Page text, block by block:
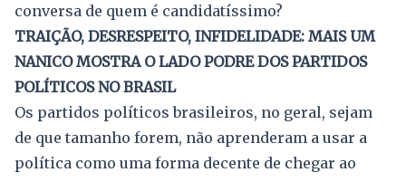
conversa de quem é candidatíssimo?
TRAIÇÃO, DESRESPEITO, INFIDELIDADE: MAIS UM
NANICO MOSTRA O LADO PODRE DOS PARTIDOS
POLÍTICOS NO BRASIL
Os partidos políticos brasileiros, no geral, sejam
de que tamanho forem, não aprenderam a usar a
política como uma forma decente de chegar ao